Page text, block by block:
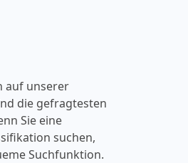
auf unserer
die gefragtesten
Sie eine
suchen,
Suchfunktion.